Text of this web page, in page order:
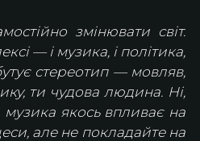
змінювати світ.
— і музика, і політика,
стереотип — мовляв,
ти чудова людина. Ні,
якось впливає на
але не покладайте на